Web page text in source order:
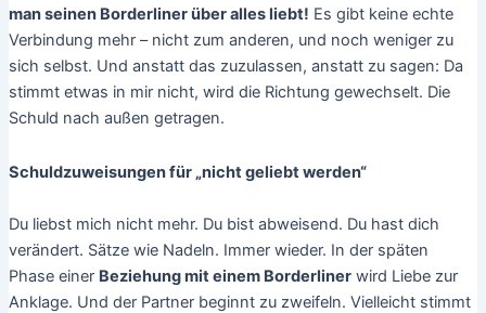
man seinen Borderliner über alles liebt! Es gibt keine echte
Verbindung mehr – nicht zum anderen, und noch weniger zu
sich selbst. Und anstatt das zuzulassen, anstatt zu sagen: Da
stimmt etwas in mir nicht, wird die Richtung gewechselt. Die
Schuld nach außen getragen.
Schuldzuweisungen für „nicht geliebt werden“
Du liebst mich nicht mehr. Du bist abweisend. Du hast dich
verändert. Sätze wie Nadeln. Immer wieder. In der späten
Phase einer Beziehung mit einem Borderlinerwird Liebe zur
Anklage. Und der Partner beginnt zu zweifeln. Vielleicht stimmt